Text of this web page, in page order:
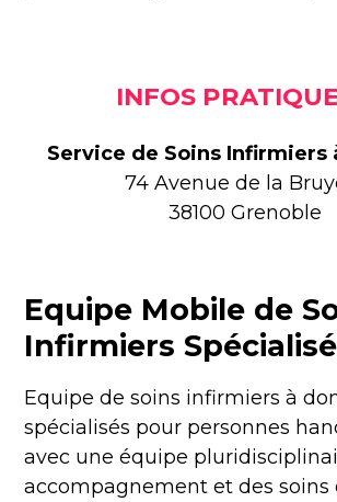
INFOS
Service de Soins Infirmiers
74 Avenue de la
38100 Grenoble
Equipe Mobile de
Infirmiers
Equipe de soins infirmiers à
spécialisés pour personnes
avec une équipe
accompagnement et des